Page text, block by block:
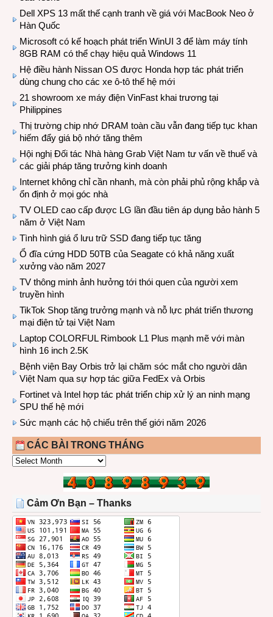
Dell XPS 13 mất thế cạnh tranh về giá với MacBook Neo ở
Hàn Quốc
Microsoft có kế hoạch phát triển WinUI 3 để làm máy tính
8GB RAM có thể chạy hiệu quả Windows 11
Hệ điều hành Nissan OS được Honda hợp tác phát triển
dùng chung cho các xe ô-tô thế hệ mới
21 showroom xe máy điện VinFast khai trương tại
Philippines
Thị trường chip nhớ DRAM toàn cầu vẫn đang tiếp tục khan
hiếm đẩy giá bộ nhớ tăng thêm
Hội nghị Đối tác Nhà hàng Grab Việt Nam tư vấn về thuế và
các giải pháp tăng trưởng kinh doanh
Internet không chỉ cần nhanh, mà còn phải phủ rộng khắp và
ổn định ở mọi góc nhà
TV OLED cao cấp được LG lần đầu tiên áp dụng bảo hành 5
năm ở Việt Nam
Tình hình giá ổ lưu trữ SSD đang tiếp tục tăng
Ổ đĩa cứng HDD 50TB của Seagate có khả năng xuất
xưởng vào năm 2027
TV thông minh ảnh hưởng tới thói quen của người xem
truyền hình
TikTok Shop tăng trưởng mạnh và nỗ lực phát triển thương
mại điện tử tại Việt Nam
Laptop COLORFUL Rimbook L1 Plus mạnh mẽ với màn
hình 16 inch 2.5K
Bệnh viện Bay Orbis trở lại chăm sóc mắt cho người dân
Việt Nam qua sự hợp tác giữa FedEx và Orbis
Fortinet và Intel hợp tác phát triển chip xử lý an ninh mạng
SPU thế hệ mới
Sức mạnh các hộ chiếu trên thế giới năm 2026
CÁC BÀI TRONG THÁNG
CÁC
THÁNG
Cảm Ơn Bạn – Thanks